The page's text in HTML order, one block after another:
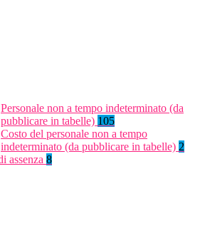
Personale non a tempo indeterminato (da
pubblicare in tabelle) 105
Costo del personale non a tempo
indeterminato (da pubblicare in tabelle) 2
assenza 8